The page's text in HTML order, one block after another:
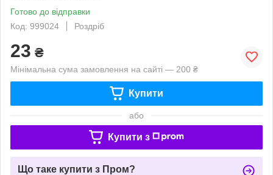
Готово до відправки
Код: 999024
Роздріб
23 ₴
Мінімальна сума замовлення на сайті — 200 ₴
Купити
або
Купити з
Що таке купити з Пром?